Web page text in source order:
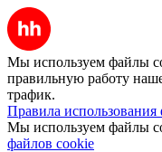
Мы используем файлы
правильную работу
трафик.
Правила
Мы используем файлы
файлов cookie